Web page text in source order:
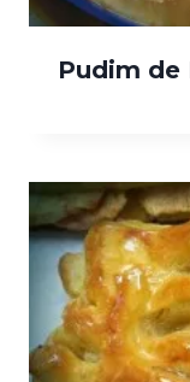
Pudim de